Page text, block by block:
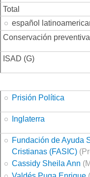
Total
español
Conservación preventiva
ISAD (G)
Prisión Política
Inglaterra
Fundación de Ayuda
Cristianas (FASIC)
Cassidy Sheila Ann